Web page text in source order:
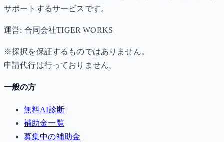
サポートするサービスです。
運営: 合同会社TIGER WORKS
※採択を保証するものではありません。
申請代行は行っておりません。
一般の方
無料AI診断
補助金一覧
募集中の補助金